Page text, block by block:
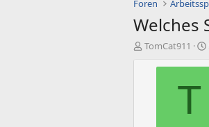
Foren
Welches
E
TomCat911
T